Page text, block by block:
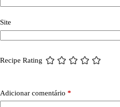
Site
Recipe Rating
Adicionar comentário *